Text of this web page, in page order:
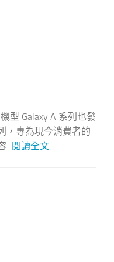
型 Galaxy A 系列也發
，專為現今消費者的
...閱讀全文